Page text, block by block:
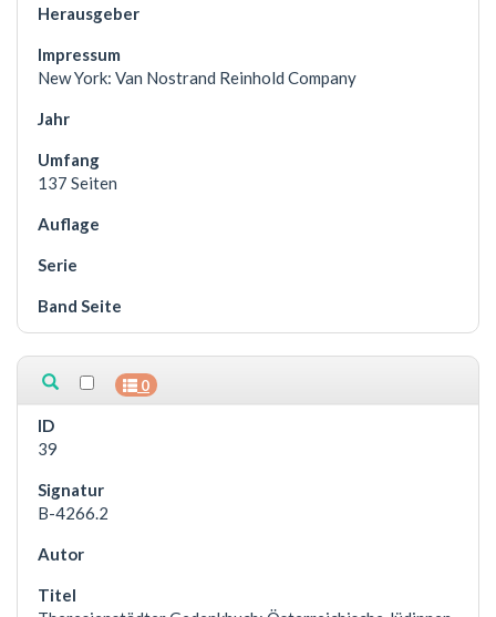
New York: Van Nostrand Reinhold Company
137 Seiten
0
39
B-4266.2